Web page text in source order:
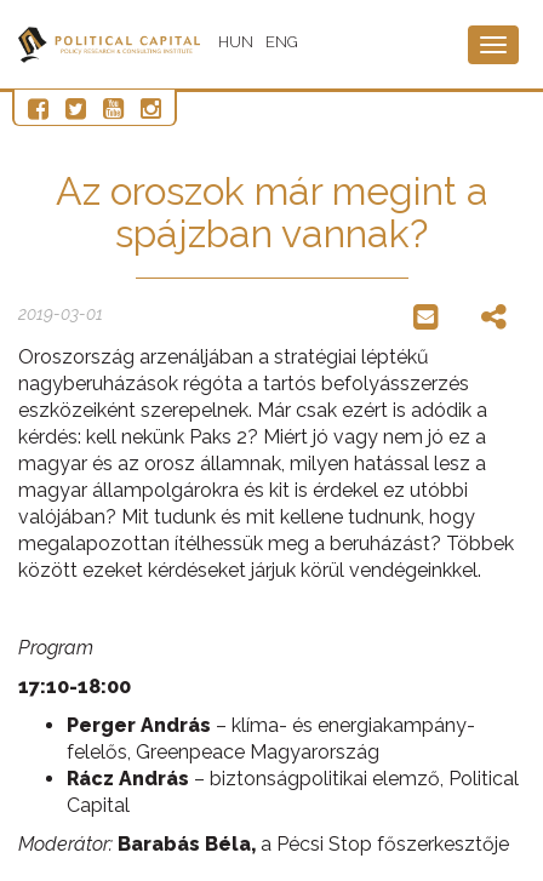
HUN ENG
Az oroszok már megint a
spájzban vannak?
2019-03-01
Oroszország arzenáljában a stratégiai léptékű
nagyberuházások régóta a tartós befolyásszerzés
eszközeiként szerepelnek. Már csak ezért is adódik a
kérdés: kell nekünk Paks 2? Miért jó vagy nem jó ez a
magyar és az orosz államnak, milyen hatással lesz a
magyar állampolgárokra és kit is érdekel ez utóbbi
valójában? Mit tudunk és mit kellene tudnunk, hogy
megalapozottan ítélhessük meg a beruházást? Többek
között ezeket kérdéseket járjuk körül vendégeinkkel.
Program
17:10-18:00
Perger András – klíma- és energiakampány-
felelős, Greenpeace Magyarország
Rácz András – biztonságpolitikai elemző, Political
Capital
Moderátor: Barabás Béla, a Pécsi Stop főszerkesztője